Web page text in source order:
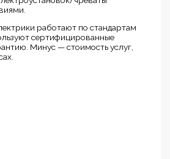
работают по стандартам
сертифицированные
Минус — стоимость услуг,